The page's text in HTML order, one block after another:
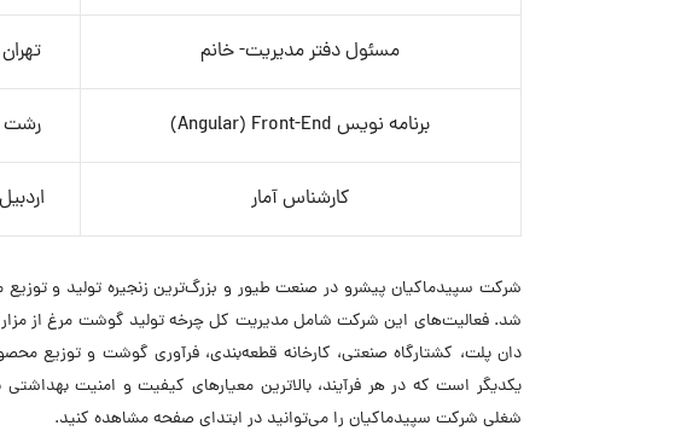
مسئول دفتر مدیریت- خانم تهران
برنامه نویس Angular) Front-End) رشت
کارشناس آمار اردبیل
شد. فعالیت‌های این شرکت شامل مدیریت کل چرخه تولید گوشت مرغ از
دان پلت، کشتارگاه صنعتی، کارخانه قطعه‌بندی، فرآوری گوشت و توزیع
یکدیگر است که در هر فرآیند، بالاترین معیارهای کیفیت و امنیت
شغلی شرکت سپیدماکیان را می‌توانید در ابتدای صفحه مشاهده کنید.